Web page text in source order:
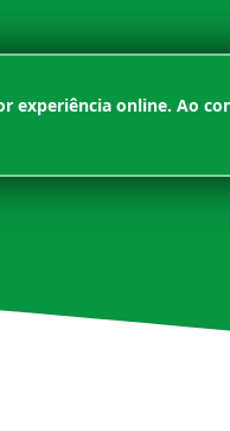
experiência online. Ao